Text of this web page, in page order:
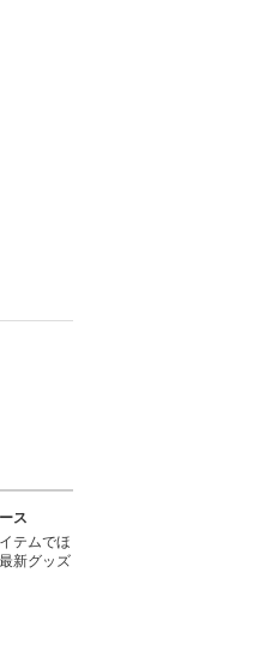
ス
テムでほ
新グッズ